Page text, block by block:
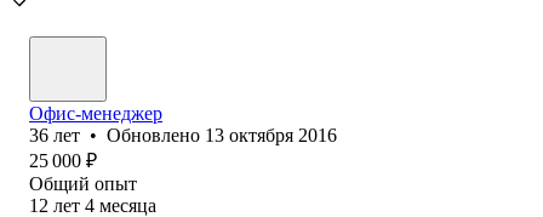
Офис-менеджер
36 лет • Обновлено 13 октября 2016
25 000 ₽
Общий опыт
12 лет 4 месяца